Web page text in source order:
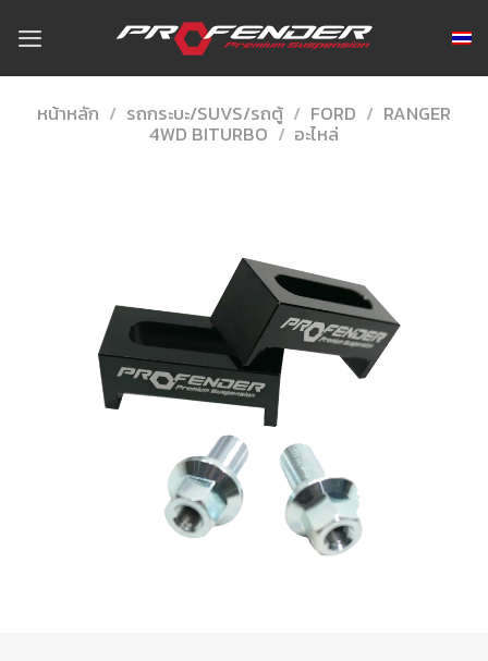
content
หน้าหลัก / รถกระบะ/SUVS/รถตู้ / FORD / RANGER
4WD BITURBO / อะไหล่